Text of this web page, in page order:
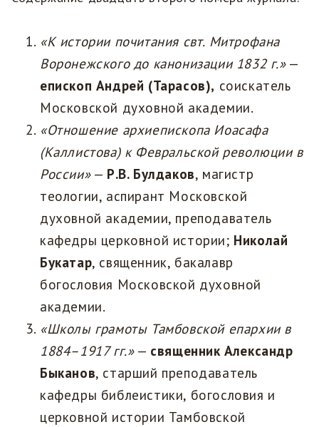
«К истории почитания свт. Митрофана
Воронежского до канонизации 1832 г.»—
епископ Андрей (Тарасов), соискатель
Московской духовной академии.
«Отношение архиепископа Иоасафа
(Каллистова) к Февральской революции в
России»— Р.В. Булдаков, магистр
теологии, аспирант Московской
духовной академии, преподаватель
кафедры церковной истории; Николай
Букатар, священник, бакалавр
богословия Московской духовной
академии.
«Школы грамоты Тамбовской епархии в
1884–1917 гг.»— священник Александр
Быканов, старший преподаватель
кафедры библеистики, богословия и
церковной истории Тамбовской